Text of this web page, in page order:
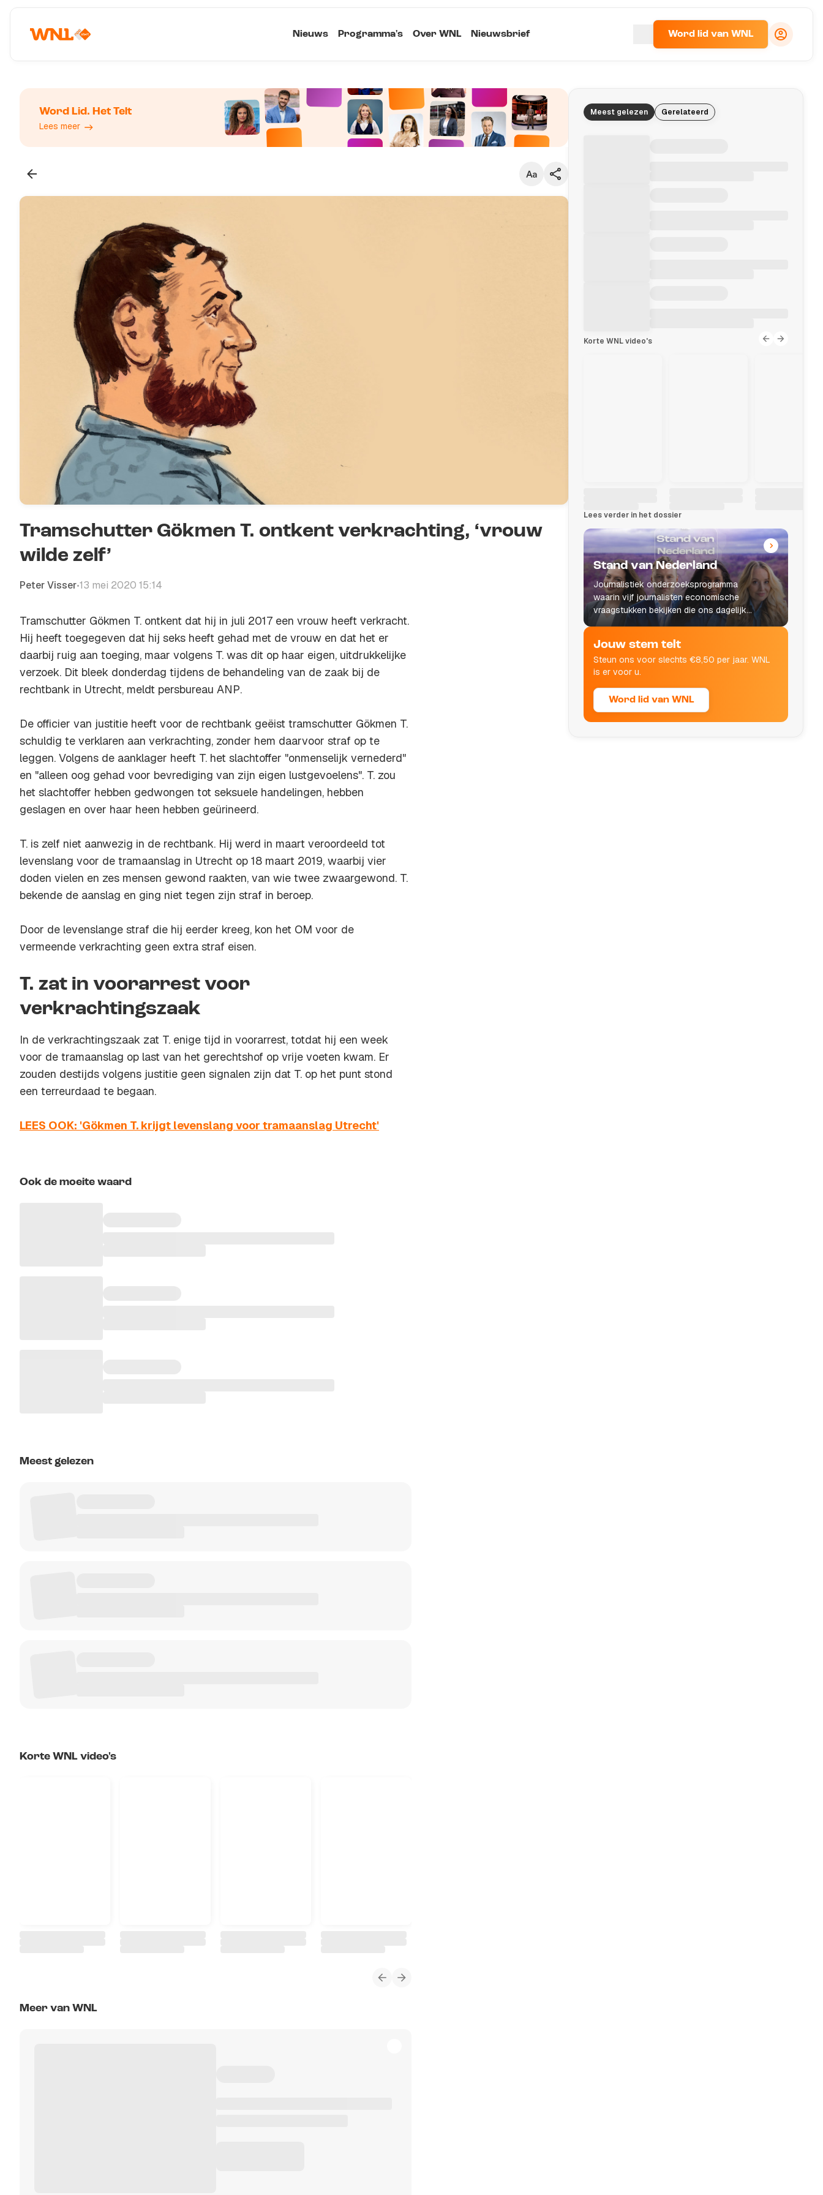
Nieuws Programma's Over WNL Nieuwsbrief Word lid van WNL
Word Lid. Het Telt
Lees meer
Tramschutter Gökmen T. ontkent verkrachting, ‘vrouw
wilde zelf’
Peter Visser•13 mei 2020 15:14
Tramschutter Gökmen T. ontkent dat hij in juli 2017 een vrouw heeft verkracht.
Hij heeft toegegeven dat hij seks heeft gehad met de vrouw en dat het er
daarbij ruig aan toeging, maar volgens T. was dit op haar eigen, uitdrukkelijke
verzoek. Dit bleek donderdag tijdens de behandeling van de zaak bij de
rechtbank in Utrecht, meldt persbureau ANP.
De officier van justitie heeft voor de rechtbank geëist tramschutter Gökmen T.
schuldig te verklaren aan verkrachting, zonder hem daarvoor straf op te
leggen. Volgens de aanklager heeft T. het slachtoffer "onmenselijk vernederd"
en "alleen oog gehad voor bevrediging van zijn eigen lustgevoelens". T. zou
het slachtoffer hebben gedwongen tot seksuele handelingen, hebben
geslagen en over haar heen hebben geürineerd.
T. is zelf niet aanwezig in de rechtbank. Hij werd in maart veroordeeld tot
levenslang voor de tramaanslag in Utrecht op 18 maart 2019, waarbij vier
doden vielen en zes mensen gewond raakten, van wie twee zwaargewond. T.
bekende de aanslag en ging niet tegen zijn straf in beroep.
Door de levenslange straf die hij eerder kreeg, kon het OM voor de
vermeende verkrachting geen extra straf eisen.
T. zat in voorarrest voor
verkrachtingszaak
In de verkrachtingszaak zat T. enige tijd in voorarrest, totdat hij een week
voor de tramaanslag op last van het gerechtshof op vrije voeten kwam. Er
zouden destijds volgens justitie geen signalen zijn dat T. op het punt stond
een terreurdaad te begaan.
LEES OOK: 'Gökmen T. krijgt levenslang voor tramaanslag Utrecht'
Ook de moeite waard
Meest gelezen
Korte WNL video's
Meer van WNL
Meest gelezen Gerelateerd
Korte WNL video's
Lees verder in het dossier
Stand van Nederland
Journalistiek onderzoeksprogramma
waarin vijf journalisten economische
vraagstukken bekijken die ons dagelijks
leven raken.
Jouw stem telt
Steun ons voor slechts €8,50 per jaar. WNL
is er voor u.
Word lid van WNL